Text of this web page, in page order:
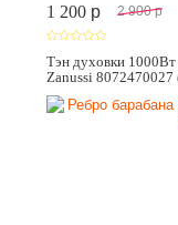
1 200 p 2 900 p
Тэн духовки
Zanussi